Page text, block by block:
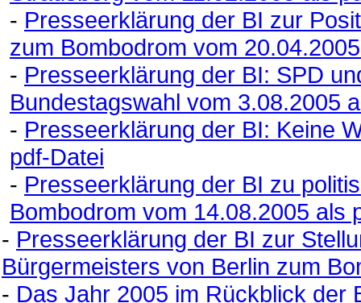
- Presseerklärung der BI zur
zum Bombodrom vom
- Presseerklärung der BI: SPD
Bundestagswahl vom 3.08.2005
- Presseerklärung der BI: Keine
pdf-Datei
- Presseerklärung der BI zu
Bombodrom vom 14.08.2005 als
- Presseerklärung der BI zur
Bürgermeisters von Berlin zum
- Das Jahr 2005 im Rückblick der